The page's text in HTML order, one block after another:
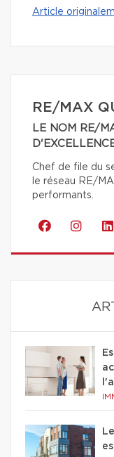
Article
RE/MAX
LE NOM RE/
Chef de file du
le réseau RE/
performants.